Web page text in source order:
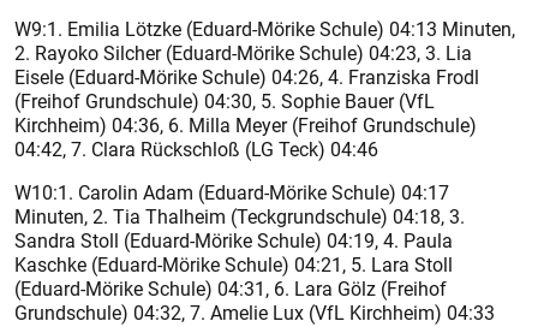
W9:1. Emilia Lötzke (Eduard-Mörike Schule) 04:13 Minuten,
2. Rayoko Silcher (Eduard-Mörike Schule) 04:23, 3. Lia
Eisele (Eduard-Mörike Schule) 04:26, 4. Franziska Frodl
(Freihof Grundschule) 04:30, 5. Sophie Bauer (VfL
Kirchheim) 04:36, 6. Milla Meyer (Freihof Grundschule)
04:42, 7. Clara Rückschloß (LG Teck) 04:46
W10:1. Carolin Adam (Eduard-Mörike Schule) 04:17
Minuten, 2. Tia Thalheim (Teckgrundschule) 04:18, 3.
Sandra Stoll (Eduard-Mörike Schule) 04:19, 4. Paula
Kaschke (Eduard-Mörike Schule) 04:21, 5. Lara Stoll
(Eduard-Mörike Schule) 04:31, 6. Lara Gölz (Freihof
Grundschule) 04:32, 7. Amelie Lux (VfL Kirchheim) 04:33